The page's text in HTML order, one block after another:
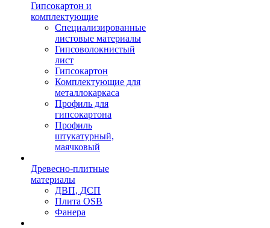
Гипсокартон и
комплектующие
Специализированные
листовые материалы
Гипсоволокнистый
лист
Гипсокартон
Комплектующие для
металлокаркаса
Профиль для
гипсокартона
Профиль
штукатурный,
маячковый
Древесно-плитные
материалы
ДВП, ДСП
Плита OSB
Фанера